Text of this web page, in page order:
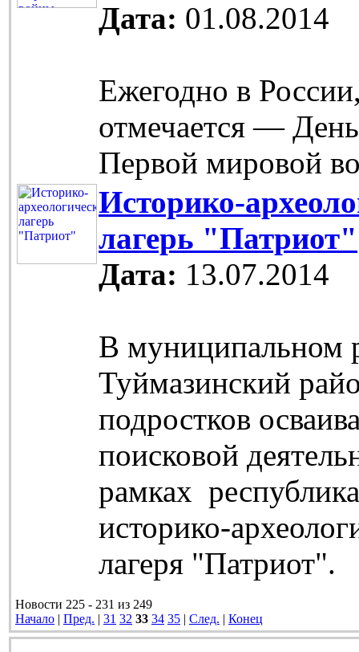
Дата: 01.08.2014
Ежегодно в
отмечается —
Первой мировой
Историко-
лагерь "Патриот"
Дата: 13.07.2014
В муниципальном
Туймазинский
подростков
поисковой
рамках
историко-
лагеря "Патриот".
Новости 225 - 231 из 249
Начало | Пред. | 31 32 33 34 35 | След. | Конец